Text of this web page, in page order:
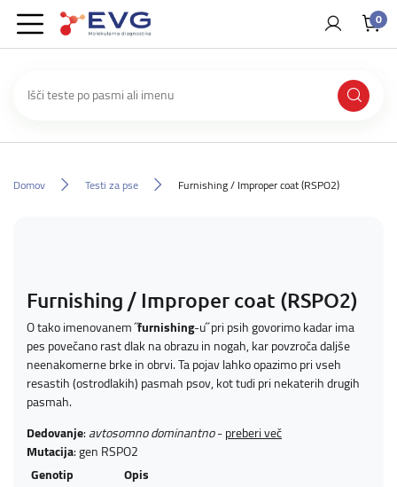
0
Domov Testi za pse Furnishing / Improper coat (RSPO2)
Furnishing / Improper coat (RSPO2)
O tako imenovanem ˝furnishing-u˝ pri psih govorimo kadar ima
pes povečano rast dlak na obrazu in nogah, kar povzroča daljše
neenakomerne brke in obrvi. Ta pojav lahko opazimo pri vseh
resastih (ostrodlakih) pasmah psov, kot tudi pri nekaterih drugih
pasmah.
Dedovanje:avtosomno dominantno-preberi več
Mutacija: gen RSPO2
Genotip
Opis